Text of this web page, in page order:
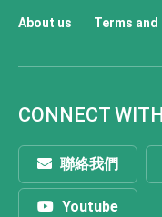
About us Terms
CONNECT
聯絡我們
Youtube